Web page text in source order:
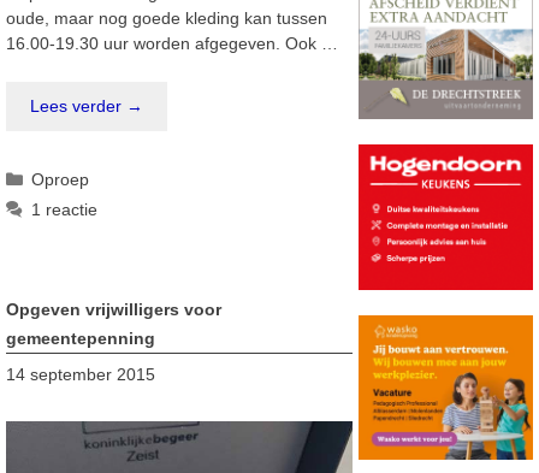
oude, maar nog goede kleding kan tussen
16.00-19.30 uur worden afgegeven. Ook …
Lees verder →
Categorieën
Oproep
1 reactie
Opgeven vrijwilligers voor
gemeentepenning
14 september 2015